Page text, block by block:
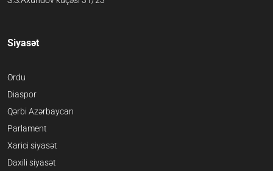
Siyasət
Ordu
Diaspor
Qərbi Azərbaycan
Parlament
Xarici siyasət
Daxili siyasət